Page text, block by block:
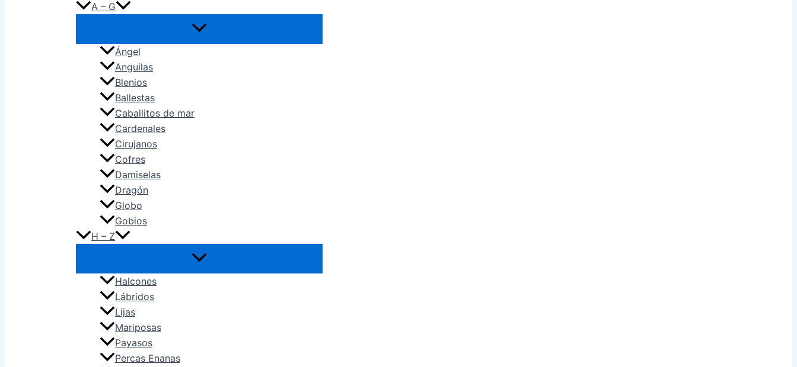
A – G
Ángel
Anguilas
Blenios
Ballestas
Caballitos de mar
Cardenales
Cirujanos
Cofres
Damiselas
Dragón
Globo
Gobios
H – Z
Halcones
Lábridos
Lijas
Mariposas
Payasos
Percas Enanas